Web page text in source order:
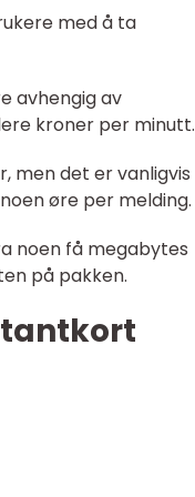
med å ta
avhengig av
kroner per minutt.
men det er vanligvis
øre per melding.
noen få megabytes
på pakken.